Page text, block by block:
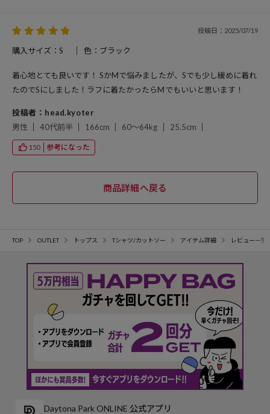
投稿日：2025/07/19
購入サイズ：S 色：ブラック
着心地とても良いです！ SかMで悩みましたが、Sでも少し緩めに着れ
たのでSにしました！ラフに着たかったらMでもいいと思います！
投稿者：head.kyoter
男性
40代前半 166cm 60～64kg 25.5cm
150 参考になった
TOP OUTLET トップス Tシャツ/カットソー アイテム詳細 レビュー一覧
Daytona Park ONLINE 公式アプリ